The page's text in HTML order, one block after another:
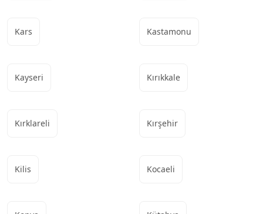
Kars Kastamonu
Kayseri Kırıkkale
Kırklareli Kırşehir
Kilis Kocaeli